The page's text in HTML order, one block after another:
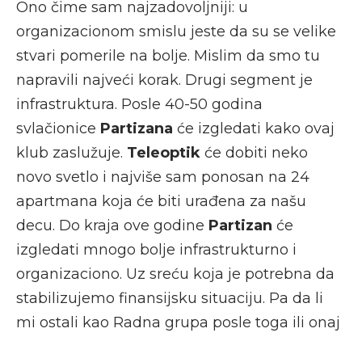
Ono čime sam najzadovoljniji: u
organizacionom smislu jeste da su se velike
stvari pomerile na bolje. Mislim da smo tu
napravili najveći korak. Drugi segment je
infrastruktura. Posle 40-50 godina
svlačionice Partizana će izgledati kako ovaj
klub zaslužuje. Teleoptik će dobiti neko
novo svetlo i najviše sam ponosan na 24
apartmana koja će biti urađena za našu
decu. Do kraja ove godine Partizan će
izgledati mnogo bolje infrastrukturno i
organizaciono. Uz sreću koja je potrebna da
stabilizujemo finansijsku situaciju. Pa da li
mi ostali kao Radna grupa posle toga ili onaj